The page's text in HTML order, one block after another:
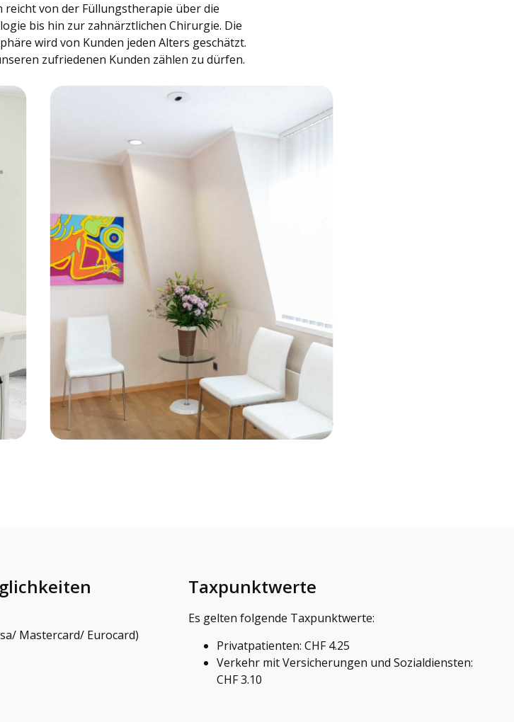
von der Füllungstherapie über die
bis hin zur zahnärztlichen Chirurgie. Die
wird von Kunden jeden Alters geschätzt.
zufriedenen Kunden zählen zu dürfen.
Mastercard/ Eurocard)
Taxpunktwerte
Es gelten folgende Taxpunktwerte:
Privatpatienten: CHF 4.25
Verkehr mit Versicherungen und Sozialdiensten:
CHF 3.10